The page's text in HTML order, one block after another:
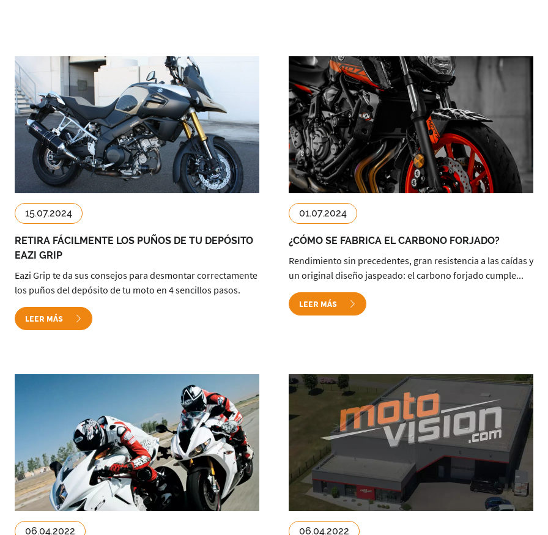
15.07.2024
RETIRA FÁCILMENTE LOS PUÑOS DE TU DEPÓSITO
EAZI GRIP
Eazi Grip te da sus consejos para desmontar correctamente
los puños del depósito de tu moto en 4 sencillos pasos.
LEER MÁS
01.07.2024
¿CÓMO SE FABRICA EL CARBONO FORJADO?
Rendimiento sin precedentes, gran resistencia a las caídas y
un original diseño jaspeado: el carbono forjado cumple...
LEER MÁS
06.04.2022 06.04.2022